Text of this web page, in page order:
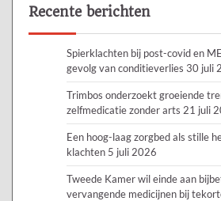
Recente berichten
Spierklachten bij post-covid en
gevolg van conditieverlies 30 juli
Trimbos onderzoekt groeiende
zelfmedicatie zonder arts 21 juli
Een hoog-laag zorgbed als stille
klachten 5 juli 2026
Tweede Kamer wil einde aan
vervangende medicijnen bij